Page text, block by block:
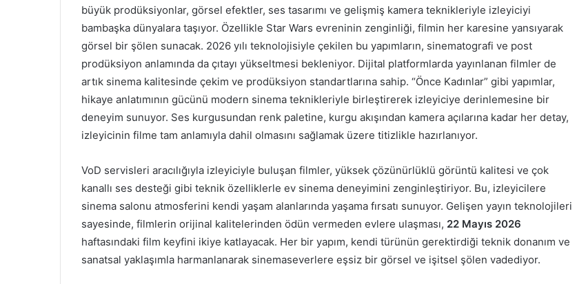
büyük prodüksiyonlar, görsel efektler, ses tasarımı ve gelişmiş kamera teknikleriyle izleyiciyi
bambaşka dünyalara taşıyor. Özellikle Star Wars evreninin zenginliği, filmin her karesine yansıyarak
görsel bir şölen sunacak. 2026 yılı teknolojisiyle çekilen bu yapımların, sinematografi ve post
prodüksiyon anlamında da çıtayı yükseltmesi bekleniyor. Dijital platformlarda yayınlanan filmler de
artık sinema kalitesinde çekim ve prodüksiyon standartlarına sahip. “Önce Kadınlar” gibi yapımlar,
hikaye anlatımının gücünü modern sinema teknikleriyle birleştirerek izleyiciye derinlemesine bir
deneyim sunuyor. Ses kurgusundan renk paletine, kurgu akışından kamera açılarına kadar her detay,
izleyicinin filme tam anlamıyla dahil olmasını sağlamak üzere titizlikle hazırlanıyor.
VoD servisleri aracılığıyla izleyiciyle buluşan filmler, yüksek çözünürlüklü görüntü kalitesi ve çok
kanallı ses desteği gibi teknik özelliklerle ev sinema deneyimini zenginleştiriyor. Bu, izleyicilere
sinema salonu atmosferini kendi yaşam alanlarında yaşama fırsatı sunuyor. Gelişen yayın teknolojileri
sayesinde, filmlerin orijinal kalitelerinden ödün vermeden evlere ulaşması, 22 Mayıs 2026
haftasındaki film keyfini ikiye katlayacak. Her bir yapım, kendi türünün gerektirdiği teknik donanım ve
sanatsal yaklaşımla harmanlanarak sinemaseverlere eşsiz bir görsel ve işitsel şölen vadediyor.